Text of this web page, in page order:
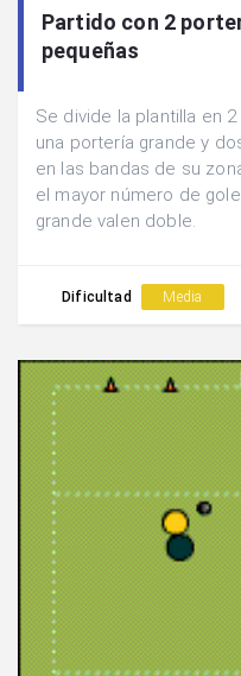
Partido con 2
pequeñas
Se divide la plantilla en
una portería grande y
en las bandas de su
el mayor número de
grande valen doble.
Dificultad Media